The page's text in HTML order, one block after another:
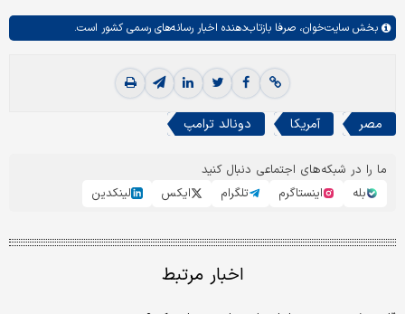
بخش سایت‌خوان، صرفا بازتاب‌دهنده اخبار رسانه‌های رسمی کشور است.
مصر آمریکا دونالد ترامپ
ما را در شبکه‌های اجتماعی دنبال کنید
بله
اینستاگرم تلگرام ایکس لینکدین
اخبار مرتبط